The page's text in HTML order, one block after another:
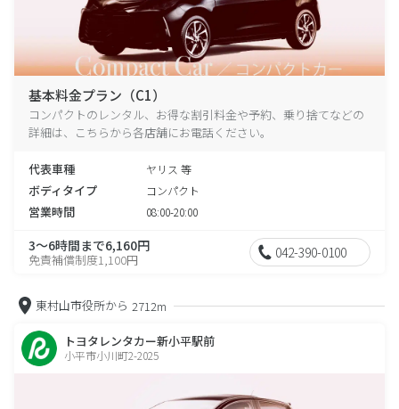
基本料金プラン（C1）
コンパクトのレンタル、お得な割引料金や予約、乗り捨てなどの
詳細は、こちらから各店舗にお電話ください。
代表車種 ヤリス 等
ボディタイプ コンパクト
営業時間 08:00-20:00
3～6時間まで6,160円
免責補償制度1,100円 042-390-0100
東村山市役所から 2712m
トヨタレンタカー新小平駅前
小平市小川町2-2025